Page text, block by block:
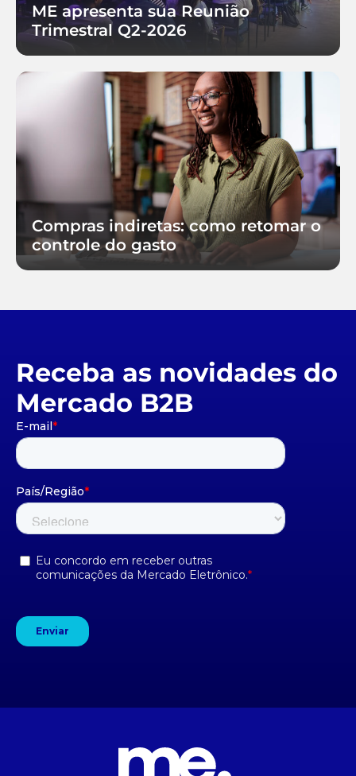
ME apresenta sua Reunião
Trimestral Q2-2026
Compras indiretas: como retomar o
controle do gasto
Receba as novidades do
Mercado B2B